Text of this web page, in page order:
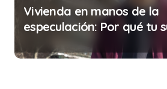
Vivienda en manos de la
especulación: Por qué tu